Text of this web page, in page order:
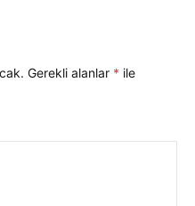
Gerekli alanlar * ile